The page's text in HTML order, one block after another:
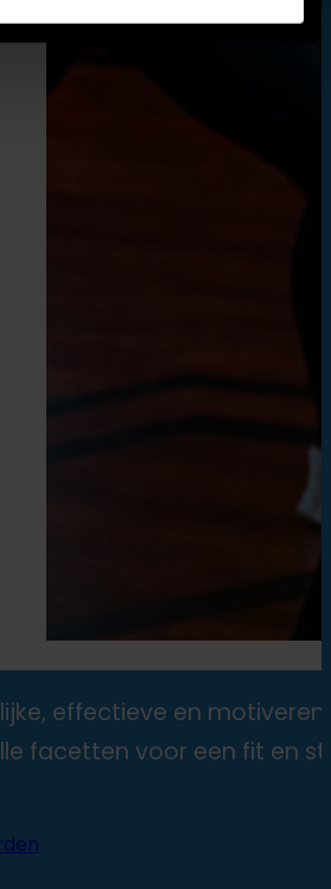
effectieve en
facetten voor een fit en